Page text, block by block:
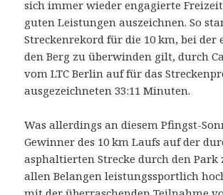
sich immer wieder engagierte
guten Leistungen auszeichnen. So
Streckenrekord für die 10 km, bei der
den Berg zu überwinden gilt, durch
vom LTC Berlin auf für das
ausgezeichneten 33:11 Minuten.
Was allerdings an diesem Pfingst-
Gewinner des 10 km Laufs auf der
asphaltierten Strecke durch den
allen Belangen leistungssportlich